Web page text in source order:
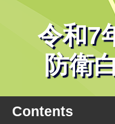
令和7
防衛
Contents